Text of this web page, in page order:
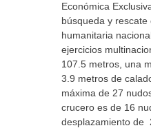
Económica
búsqueda y
humanitaria
ejercicios
107.5 metros, una
3.9 metros de
máxima de 27
crucero es de 16
desplazamiento de